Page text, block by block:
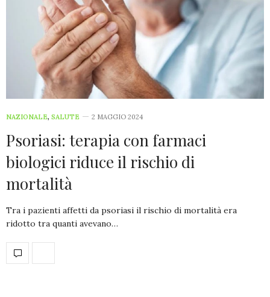
NAZIONALE, SALUTE 2 MAGGIO 2024
Psoriasi: terapia con farmaci
biologici riduce il rischio di
mortalità
Tra i pazienti affetti da psoriasi il rischio di mortalità era
ridotto tra quanti avevano…